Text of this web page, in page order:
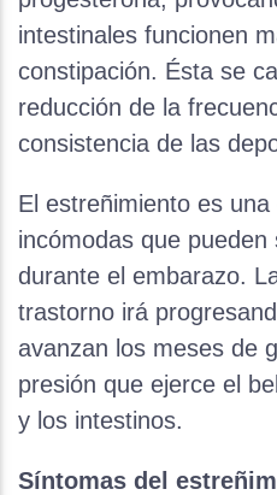
intestinales funcionen
constipación. Ésta se
reducción de la
consistencia de las
El estreñimiento es
incómodas que
durante el embarazo.
trastorno irá
avanzan los meses de
presión que ejerce el
y los intestinos.
Síntomas del